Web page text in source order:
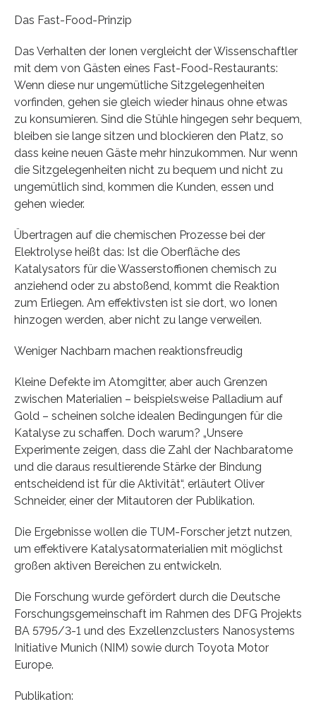
Das Fast-Food-Prinzip
Das Verhalten der Ionen vergleicht der Wissenschaftler
mit dem von Gästen eines Fast-Food-Restaurants:
Wenn diese nur ungemütliche Sitzgelegenheiten
vorfinden, gehen sie gleich wieder hinaus ohne etwas
zu konsumieren. Sind die Stühle hingegen sehr bequem,
bleiben sie lange sitzen und blockieren den Platz, so
dass keine neuen Gäste mehr hinzukommen. Nur wenn
die Sitzgelegenheiten nicht zu bequem und nicht zu
ungemütlich sind, kommen die Kunden, essen und
gehen wieder.
Übertragen auf die chemischen Prozesse bei der
Elektrolyse heißt das: Ist die Oberfläche des
Katalysators für die Wasserstoffionen chemisch zu
anziehend oder zu abstoßend, kommt die Reaktion
zum Erliegen. Am effektivsten ist sie dort, wo Ionen
hinzogen werden, aber nicht zu lange verweilen.
Weniger Nachbarn machen reaktionsfreudig
Kleine Defekte im Atomgitter, aber auch Grenzen
zwischen Materialien – beispielsweise Palladium auf
Gold – scheinen solche idealen Bedingungen für die
Katalyse zu schaffen. Doch warum? „Unsere
Experimente zeigen, dass die Zahl der Nachbaratome
und die daraus resultierende Stärke der Bindung
entscheidend ist für die Aktivität“, erläutert Oliver
Schneider, einer der Mitautoren der Publikation.
Die Ergebnisse wollen die TUM-Forscher jetzt nutzen,
um effektivere Katalysatormaterialien mit möglichst
großen aktiven Bereichen zu entwickeln.
Die Forschung wurde gefördert durch die Deutsche
Forschungsgemeinschaft im Rahmen des DFG Projekts
BA 5795/3-1 und des Exzellenzclusters Nanosystems
Initiative Munich (NIM) sowie durch Toyota Motor
Europe.
Publikation: